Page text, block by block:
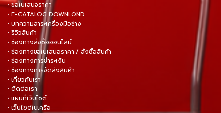
• ขอใบเสนอราคา
• E-CATALOG DOWNLOND
• บทความสาระเครื่องมือช่าง
• รีวิวสินค้า
• ช่องทางสั่งซื้อออนไลน์
• ช่องทางขอใบเสนอราคา / สั่งซื้อสินค้า
• ช่องทางการชำระเงิน
• ช่องทางการจัดส่งสินค้า
• เกี่ยวกับเรา
• ติดต่อเรา
• แผนที่เว็บไซต์
• เว็บไซต์ในเครือ